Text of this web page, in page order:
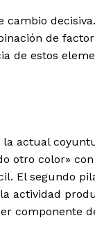
de
de estos
actual
otro color»
El segundo
actividad
componente